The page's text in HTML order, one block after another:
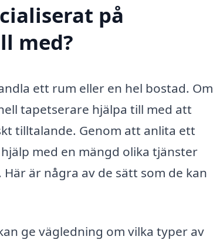
på
med?
ett rum eller en hel bostad. Om
tapetserare hjälpa till med att
tilltalande. Genom att anlita ett
med en mängd olika tjänster
är några av de sätt som de kan
ge vägledning om vilka typer av